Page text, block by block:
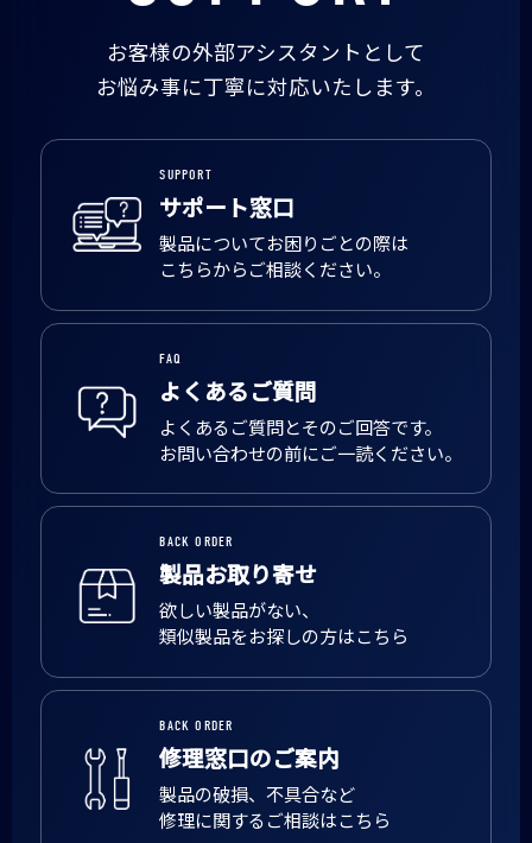
お客様の外部アシスタントとして
お悩み事に丁寧に対応いたします。
SUPPORT
サポート窓口
製品についてお困りごとの際は
こちらからご相談ください。
FAQ
よくあるご質問
よくあるご質問とそのご回答です。
お問い合わせの前にご一読ください。
BACK ORDER
製品お取り寄せ
欲しい製品がない、
類似製品をお探しの方はこちら
BACK ORDER
修理窓口のご案内
製品の破損、不具合など
修理に関するご相談はこちら